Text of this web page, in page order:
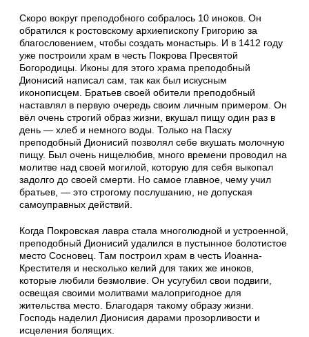
Скоро вокруг преподобного собралось 10 иноков. Он
обратился к ростовскому архиепископу Григорию за
благословением, чтобы создать монастырь. И в 1412 году
уже построили храм в честь Покрова Пресвятой
Богородицы. Иконы для этого храма преподобный
Дионисий написал сам, так как был искусным
иконописцем. Братьев своей обители преподобный
наставлял в первую очередь своим личным примером. Он
вёл очень строгий образ жизни, вкушал пищу один раз в
день — хлеб и немного воды. Только на Пасху
преподобный Дионисий позволял себе вкушать молочную
пищу. Был очень нищелюбив, много времени проводил на
молитве над своей могилой, которую для себя выкопал
задолго до своей смерти. Но самое главное, чему учил
братьев, — это строгому послушанию, не допуская
самоуправных действий.
Когда Покровская лавра стала многолюдной и устроенной,
преподобный Дионисий удалился в пустынное болотистое
место Сосновец. Там построил храм в честь Иоанна-
Крестителя и несколько келий для таких же иноков,
которые любили безмолвие. Он усугубил свои подвиги,
освещая своими молитвами малопригодное для
жительства место. Благодаря такому образу жизни.
Господь наделил Дионисия дарами прозорливости и
исцеления болящих.